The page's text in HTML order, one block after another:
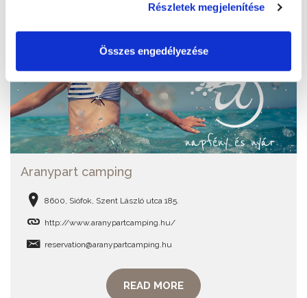
Részletek megjelenítése
Összes engedélyezése
Aranypart camping
8600, Siófok, Szent László utca 185.
http://www.aranypartcamping.hu/
reservation@aranypartcamping.hu
READ MORE